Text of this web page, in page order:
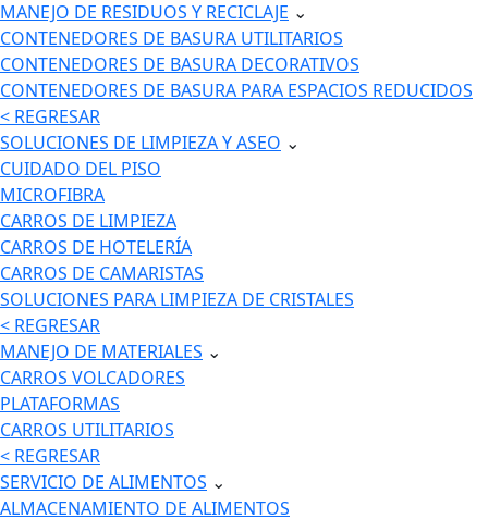
MANEJO DE RESIDUOS Y RECICLAJE ⌄
CONTENEDORES DE BASURA UTILITARIOS
CONTENEDORES DE BASURA DECORATIVOS
CONTENEDORES DE BASURA PARA ESPACIOS REDUCIDOS
< REGRESAR
SOLUCIONES DE LIMPIEZA Y ASEO ⌄
CUIDADO DEL PISO
MICROFIBRA
CARROS DE LIMPIEZA
CARROS DE HOTELERÍA
CARROS DE CAMARISTAS
SOLUCIONES PARA LIMPIEZA DE CRISTALES
< REGRESAR
MANEJO DE MATERIALES ⌄
CARROS VOLCADORES
PLATAFORMAS
CARROS UTILITARIOS
< REGRESAR
SERVICIO DE ALIMENTOS ⌄
ALMACENAMIENTO DE ALIMENTOS